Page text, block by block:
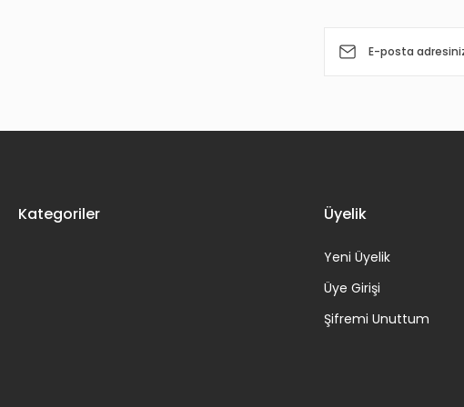
Kategoriler Üyelik
Yeni Üyelik
Üye Girişi
Şifremi Unuttum